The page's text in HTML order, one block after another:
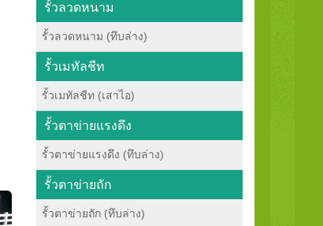
รั้วลวดหนาม
รั้วลวดหนาม (ทึบล่าง)
รั้วเมทัลชีท
รั้วเมทัลชีท (เสาไอ)
รั้วตาข่ายแรงดึง
รั้วตาข่ายแรงดึง (ทึบล่าง)
รั้วตาข่ายถัก
รั้วตาข่ายถัก (ทึบล่าง)